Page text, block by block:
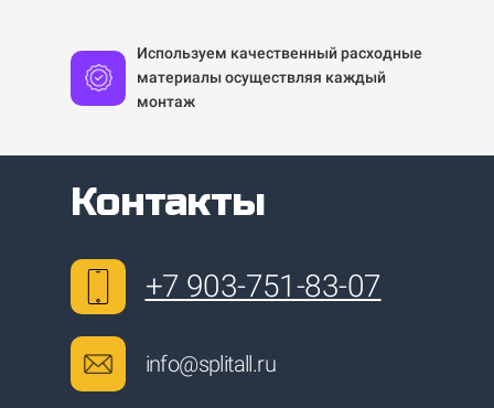
Используем качественный расходные
материалы осуществляя каждый
монтаж
+7 903-751-83-07
info@splitall.ru
Контакты